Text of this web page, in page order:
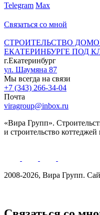
Telegram Max
Связаться со мной
СТРОИТЕЛЬСТВО
ЕКАТЕРИНБУРГЕ ПОД
г.Екатеринбург
ул. Шаумяна 87
Мы всегда на связи
+7 (343) 266-34-04
Почта
viragroup@inbox.ru
«Вира Групп».
и строительство
2008-2026, Вира Групп.